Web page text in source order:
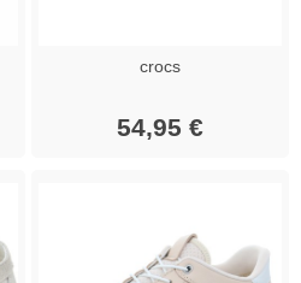
crocs
54,95 €